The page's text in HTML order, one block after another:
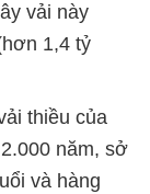
vải này
1,4 tỷ
thiều của
năm, sở
và hàng